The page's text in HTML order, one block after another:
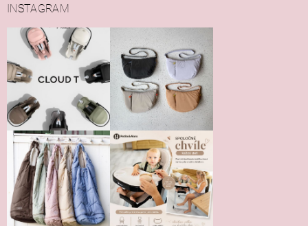
INSTAGRAM